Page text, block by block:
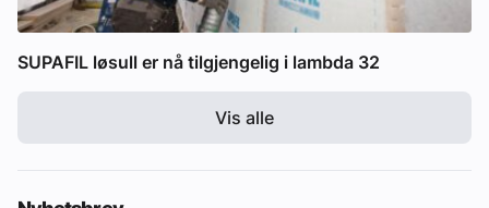
SUPAFIL løsull er nå tilgjengelig i lambda 32
Vis alle